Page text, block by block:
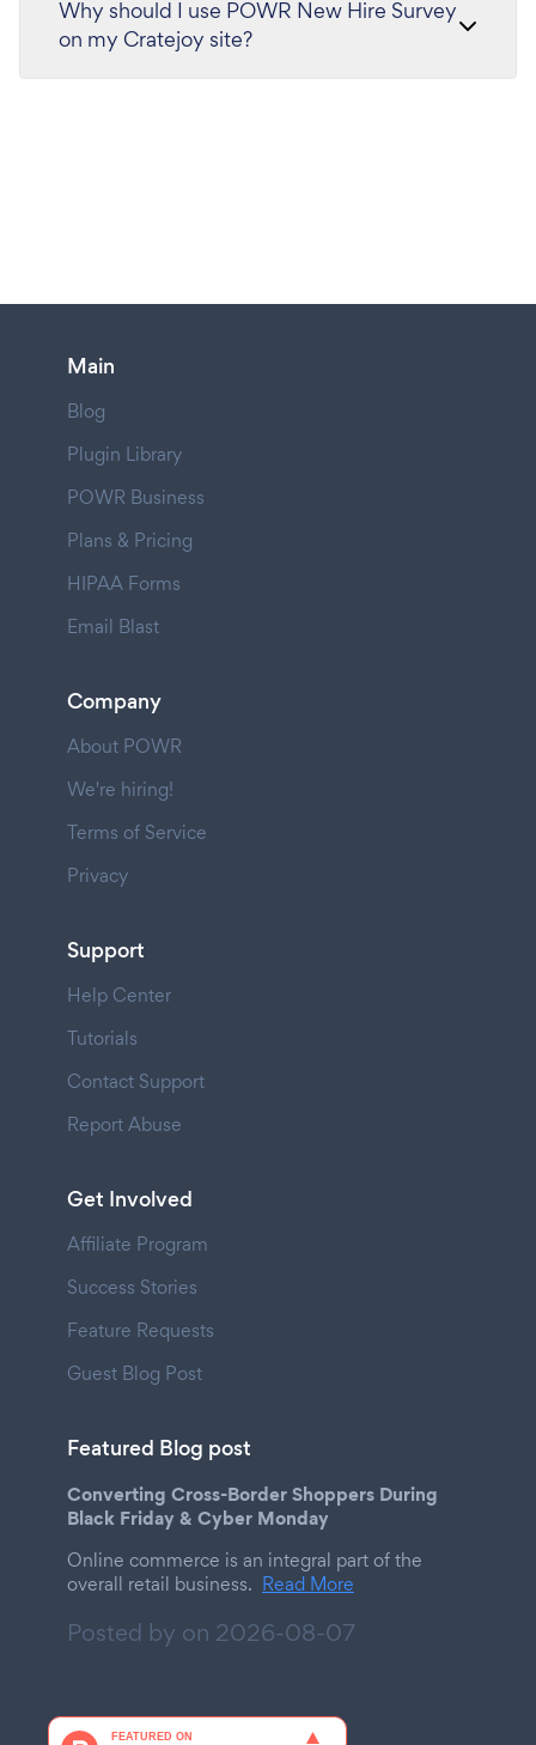
Why should I use POWR New Hire Survey
on my Cratejoy site?
Main
Blog
Plugin Library
POWR Business
Plans & Pricing
HIPAA Forms
Email Blast
Company
About POWR
We're hiring!
Terms of Service
Privacy
Support
Help Center
Tutorials
Contact Support
Report Abuse
Get Involved
Affiliate Program
Success Stories
Feature Requests
Guest Blog Post
Featured Blog post
Converting Cross-Border Shoppers During
Black Friday & Cyber Monday
Online commerce is an integral part of the
overall retail business. Read More
Posted by on 2026-08-07